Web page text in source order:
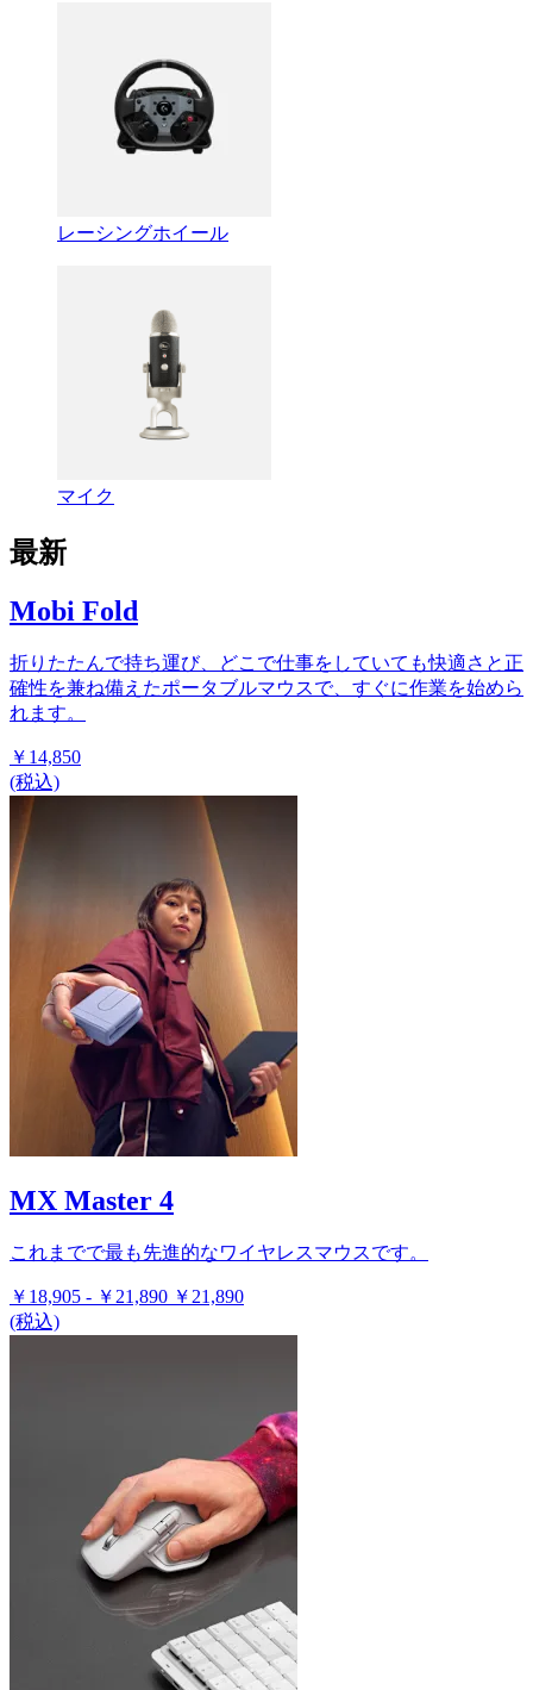
レーシングホイール
マイク
最新
Mobi Fold
折りたたんで持ち運び、どこで仕事をしていても快適さと正
確性を兼ね備えたポータブルマウスで、すぐに作業を始めら
れます。
￥14,850
(税込)
MX Master 4
これまでで最も先進的なワイヤレスマウスです。
￥18,905 - ￥21,890 ￥21,890
(税込)